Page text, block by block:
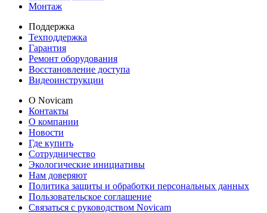
Монтаж
Поддержка
Техподдержка
Гарантия
Ремонт оборудования
Восстановление доступа
Видеоинструкции
О Novicam
Контакты
О компании
Новости
Где купить
Сотрудничество
Экологические инициативы
Нам доверяют
Политика защиты и обработки персональных данных
Пользовательское соглашение
Связаться с руководством Novicam